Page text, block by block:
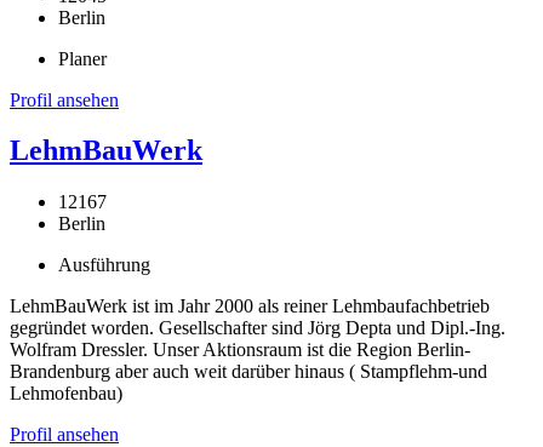
Berlin
Planer
Profil ansehen
LehmBauWerk
12167
Berlin
Ausführung
LehmBauWerk ist im Jahr 2000 als reiner Lehmbaufachbetrieb
gegründet worden. Gesellschafter sind Jörg Depta und Dipl.-Ing.
Wolfram Dressler. Unser Aktionsraum ist die Region Berlin-
Brandenburg aber auch weit darüber hinaus ( Stampflehm-und
Lehmofenbau)
Profil ansehen